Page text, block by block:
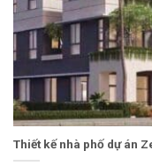
Thiết kế nhà phố dự án